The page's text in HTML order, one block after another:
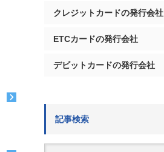
クレジットカードの発行会社
ETCカードの発行会社
デビットカードの発行会社
記事検索
検